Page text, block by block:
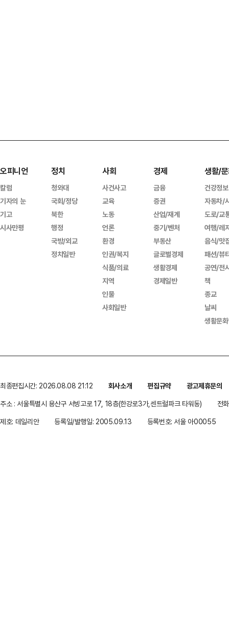
오피니언
칼럼
기자의 눈
기고
시사만평
정치
청와대
국회/정당
북한
행정
국방/외교
정치일반
사회
사건사고
교육
노동
언론
환경
인권/복지
식품/의료
지역
인물
사회일반
경제
금융
증권
산업/재계
중기/벤처
부동산
글로벌경제
생활경제
경제일반
생활/
건강정보
자동차/
도로/교
여행/레
음식/맛
패션/뷰
공연/전
책
종교
날씨
생활문
최종편집시간: 2026.08.08 21:12 회사소개 편집규약
광고제휴문의
주소 : 서울특별시 용산구 서빙고로 17, 18층(한강로3가,센트럴파크 타워동)
전
제호: 데일리안
등록일/발행일: 2005.09.13 등록번호: 서울 아00055